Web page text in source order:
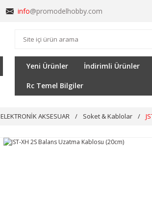
info@promodelhobby.com
Yeni Ürünler İndirimli Ürünler
Rc Temel Bilgiler
ELEKTRONİK AKSESUAR Soket & Kablolar